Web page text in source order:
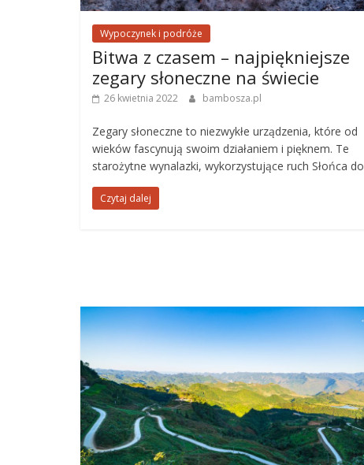
Wypoczynek i podróże
Bitwa z czasem – najpiękniejsze
zegary słoneczne na świecie
26 kwietnia 2022 bambosza.pl
Zegary słoneczne to niezwykłe urządzenia, które od
wieków fascynują swoim działaniem i pięknem. Te
starożytne wynalazki, wykorzystujące ruch Słońca do
Czytaj dalej